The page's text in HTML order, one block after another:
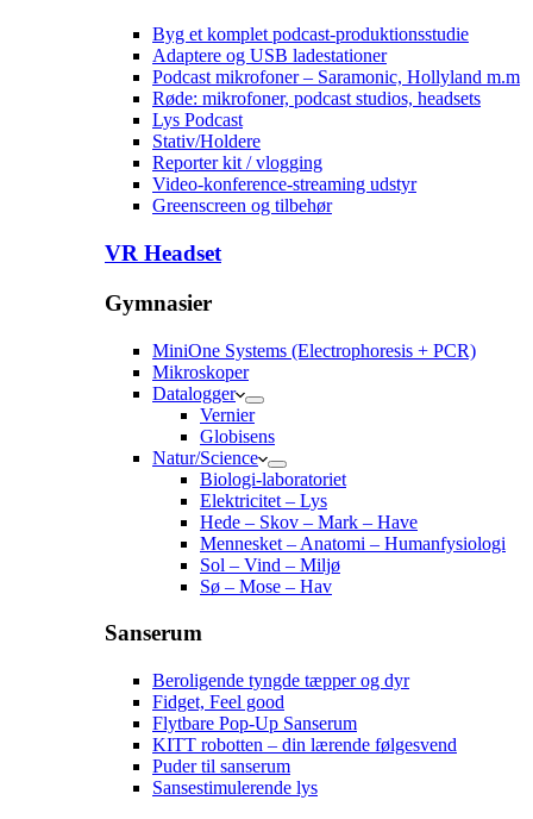
Byg et komplet podcast-produktionsstudie
Adaptere og USB ladestationer
Podcast mikrofoner – Saramonic, Hollyland m.m
Røde: mikrofoner, podcast studios, headsets
Lys Podcast
Stativ/Holdere
Reporter kit / vlogging
Video-konference-streaming udstyr
Greenscreen og tilbehør
VR Headset
Gymnasier
MiniOne Systems (Electrophoresis + PCR)
Mikroskoper
Datalogger
Vernier
Globisens
Natur/Science
Biologi-laboratoriet
Elektricitet – Lys
Hede – Skov – Mark – Have
Mennesket – Anatomi – Humanfysiologi
Sol – Vind – Miljø
Sø – Mose – Hav
Sanserum
Beroligende tyngde tæpper og dyr
Fidget, Feel good
Flytbare Pop-Up Sanserum
KITT robotten – din lærende følgesvend
Puder til sanserum
Sansestimulerende lys